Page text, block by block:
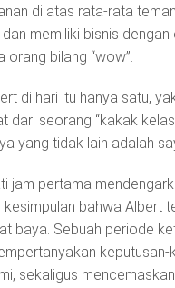
di atas rata-rata
memiliki bisnis
orang bilang “wow”.
di hari itu hanya satu,
dari seorang “kakak
yang tidak lain adalah
jam pertama
bahwa Albert
baya. Sebuah periode
keputusan-
sekaligus